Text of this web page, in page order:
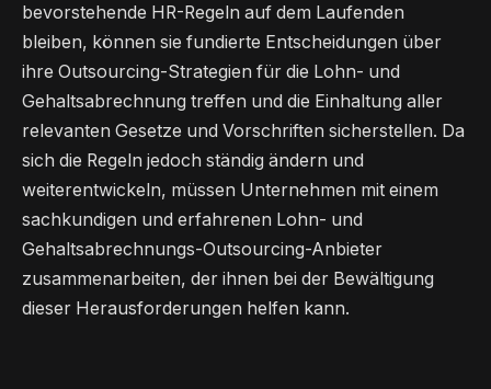
bevorstehende HR-Regeln auf dem Laufenden
bleiben, können sie fundierte Entscheidungen über
ihre Outsourcing-Strategien für die Lohn- und
Gehaltsabrechnung treffen und die Einhaltung aller
relevanten Gesetze und Vorschriften sicherstellen. Da
sich die Regeln jedoch ständig ändern und
weiterentwickeln, müssen Unternehmen mit einem
sachkundigen und erfahrenen Lohn- und
Gehaltsabrechnungs-Outsourcing-Anbieter
zusammenarbeiten, der ihnen bei der Bewältigung
dieser Herausforderungen helfen kann.